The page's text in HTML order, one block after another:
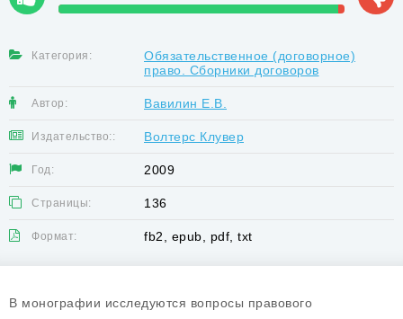
Категория:
Обязательственное (договорное)
право. Сборники договоров
Автор: Вавилин Е.В.
Издательство:: Волтерс Клувер
Год: 2009
Страницы: 136
Формат: fb2, epub, pdf, txt
В монографии исследуются вопросы правового